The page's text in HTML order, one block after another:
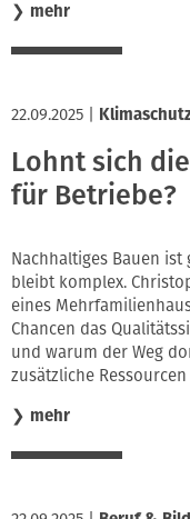
❯ mehr
22.09.2025
Lohnt sich
für Betriebe?
Nachhaltiges Bauen
bleibt komplex.
eines
Chancen das
und warum der Weg
zusätzliche
❯ mehr